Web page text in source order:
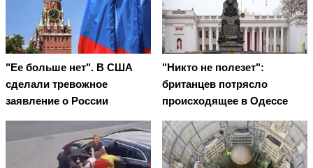
"Ее больше нет". В США
сделали тревожное
заявление о России
"Никто не полезет":
британцев потрясло
происходящее в Одессе